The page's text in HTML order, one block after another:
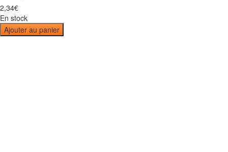
2,34€
En stock
Ajouter au panier